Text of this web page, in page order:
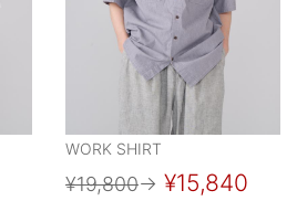
WORK SHIRT
¥19,800→ ¥15,840